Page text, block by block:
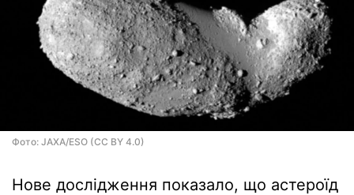
Фото: JAXA/ESO (CC BY 4.0)
Нове дослідження показало, що астероїд